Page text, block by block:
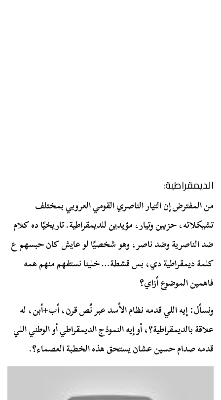
الديمقراطية:
من المفترض إن التيار الناصري القومي العروبي بمختلف
تشيكلاته، حزبين وتيار، مؤيدين للديمقراطية. تاريخيًا ده كلام
ضد الناصرية وضد ناصر، وهو شخصيًا لو عايش كان حبسهم ع
كلمة ديمقراطية دي، بس قشطة… خلينا نستفهم منهم همه
فاهمين الموضوع أزاي؟
ونسأل: إيه اللي قدمه نظام الأسد عبر نُص قرن، أب+أبن، له
علاقة بالديمقراطية؟، أو إيه النموذج الديمقراطي أو الوطني اللي
قدمه صدام حسين عشان يستحق هذه الخطبة العصماء؟.